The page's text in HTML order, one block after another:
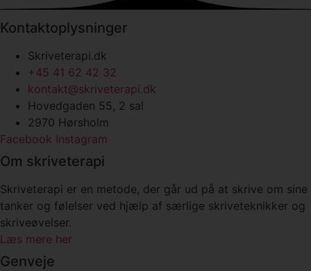
Kontaktoplysninger
Skriveterapi.dk
+45 41 62 42 32
kontakt@skriveterapi.dk
Hovedgaden 55, 2 sal
2970 Hørsholm
Facebook Instagram
Om skriveterapi
Skriveterapi er en metode, der går ud på at skrive om sine
tanker og følelser ved hjælp af særlige skriveteknikker og
skriveøvelser.
Læs mere her
Genveje